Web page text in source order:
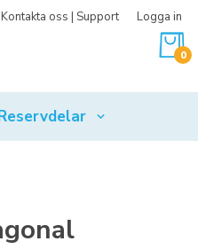
Kontakta oss | Support Logga in
0